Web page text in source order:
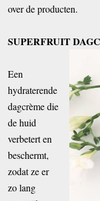
over de producten.
SUPERFRUIT
Een
hydraterende
dagcrème die
de huid
verbetert en
beschermt,
zodat ze er
zo lang